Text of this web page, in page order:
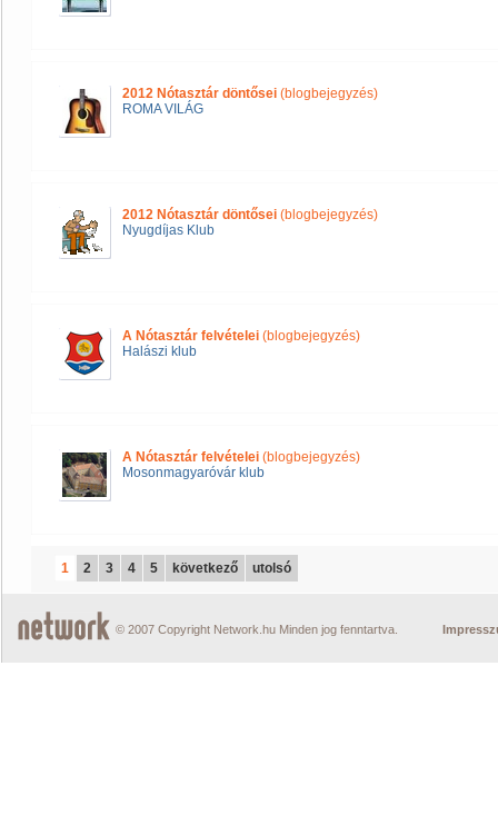
2012 Nótasztár döntősei (blogbejegyzés)
ROMA VILÁG
2012 Nótasztár döntősei (blogbejegyzés)
Nyugdíjas Klub
A Nótasztár felvételei (blogbejegyzés)
Halászi klub
A Nótasztár felvételei (blogbejegyzés)
Mosonmagyaróvár klub
1 2 3 4 5 következő utolsó
© 2007 Copyright Network.hu Minden jog fenntartva.